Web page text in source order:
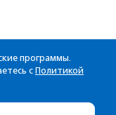
программы.
с Политикой